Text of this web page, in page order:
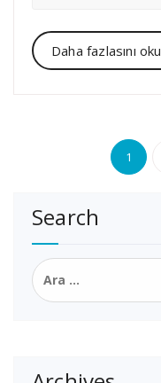
Daha fazlasını oku
Yazı
1
Search
Arama: